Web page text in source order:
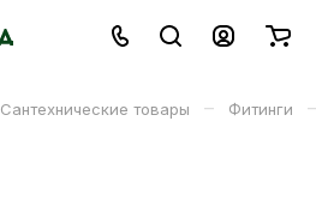
Сантехнические товары – Фитинги –